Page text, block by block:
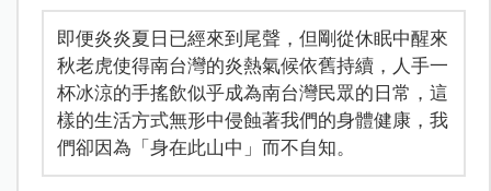
即便炎炎夏日已經來到尾聲，但剛從休眠中醒來
秋老虎使得南台灣的炎熱氣候依舊持續，人手一
杯冰涼的手搖飲似乎成為南台灣民眾的日常，這
樣的生活方式無形中侵蝕著我們的身體健康，我
們卻因為「身在此山中」而不自知。